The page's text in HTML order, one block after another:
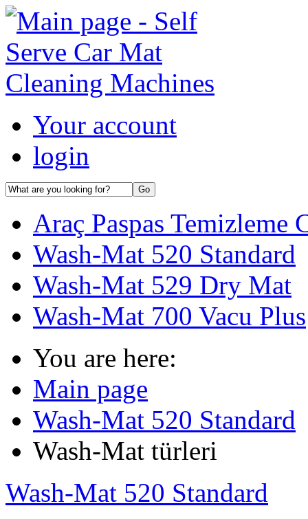
Your account
login
Araç Paspas Temizleme
Wash-Mat 520 Standard
Wash-Mat 529 Dry Mat
Wash-Mat 700 Vacu Plus
You are here:
Main page
Wash-Mat 520 Standard
Wash-Mat türleri
Wash-Mat 520 Standard